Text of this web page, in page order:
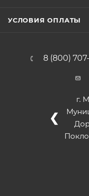
УСЛОВИЯ ОПЛАТЫ
8 (800)
г.
❮